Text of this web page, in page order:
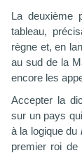
La deuxième
tableau,
règne et, en
au sud de la
encore les
Accepter la
sur un pays
à la logique du
premier roi de